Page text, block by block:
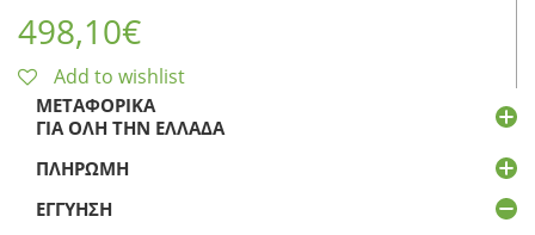
498,10€
Add to wishlist
ΜΕΤΑΦΟΡΙΚΆ
ΓΙΑ ΌΛΗ ΤΗΝ ΕΛΛΆΔΑ
ΠΛΗΡΩΜΉ
ΕΓΓΎΗΣΗ